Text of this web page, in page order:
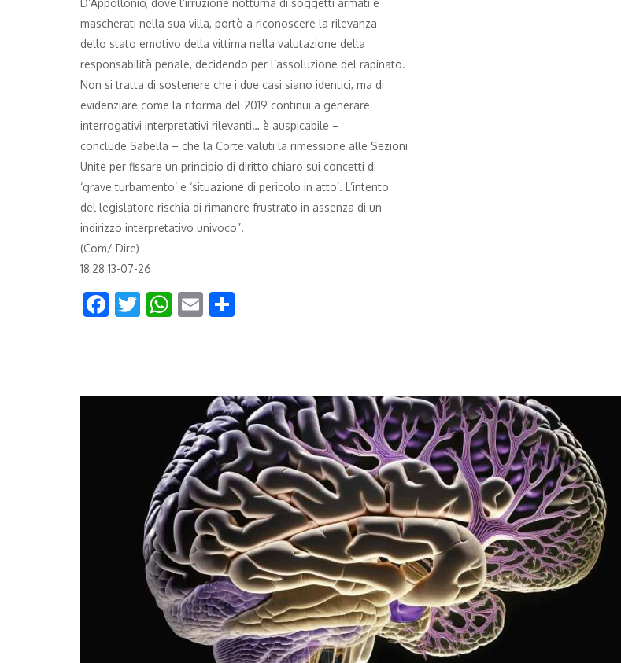
D’Appollonio, dove l’irruzione notturna di soggetti armati e
mascherati nella sua villa, portò a riconoscere la rilevanza
dello stato emotivo della vittima nella valutazione della
responsabilità penale, decidendo per l’assoluzione del rapinato.
Non si tratta di sostenere che i due casi siano identici, ma di
evidenziare come la riforma del 2019 continui a generare
interrogativi interpretativi rilevanti… è auspicabile –
conclude Sabella – che la Corte valuti la rimessione alle Sezioni
Unite per fissare un principio di diritto chiaro sui concetti di
‘grave turbamento’ e ‘situazione di pericolo in atto’. L’intento
del legislatore rischia di rimanere frustrato in assenza di un
indirizzo interpretativo univoco”.
(Com/ Dire)
18:28 13-07-26
Facebook
Twitter
WhatsApp
Email